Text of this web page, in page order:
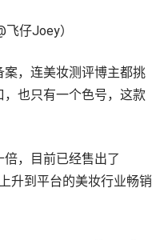
飞仔Joey）
，连美妆测评博主都挑
也只有一个色号，这款
，目前已经售出了
升到平台的美妆行业畅销